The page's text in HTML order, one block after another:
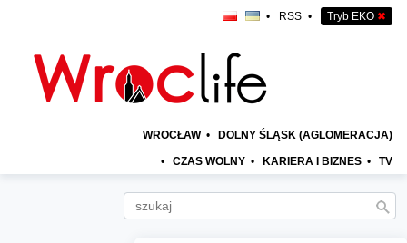
• RSS • Tryb EKO ✖
WROCŁAW • DOLNY ŚLĄSK (AGLOMERACJA)
• CZAS WOLNY • KARIERA I BIZNES • TV